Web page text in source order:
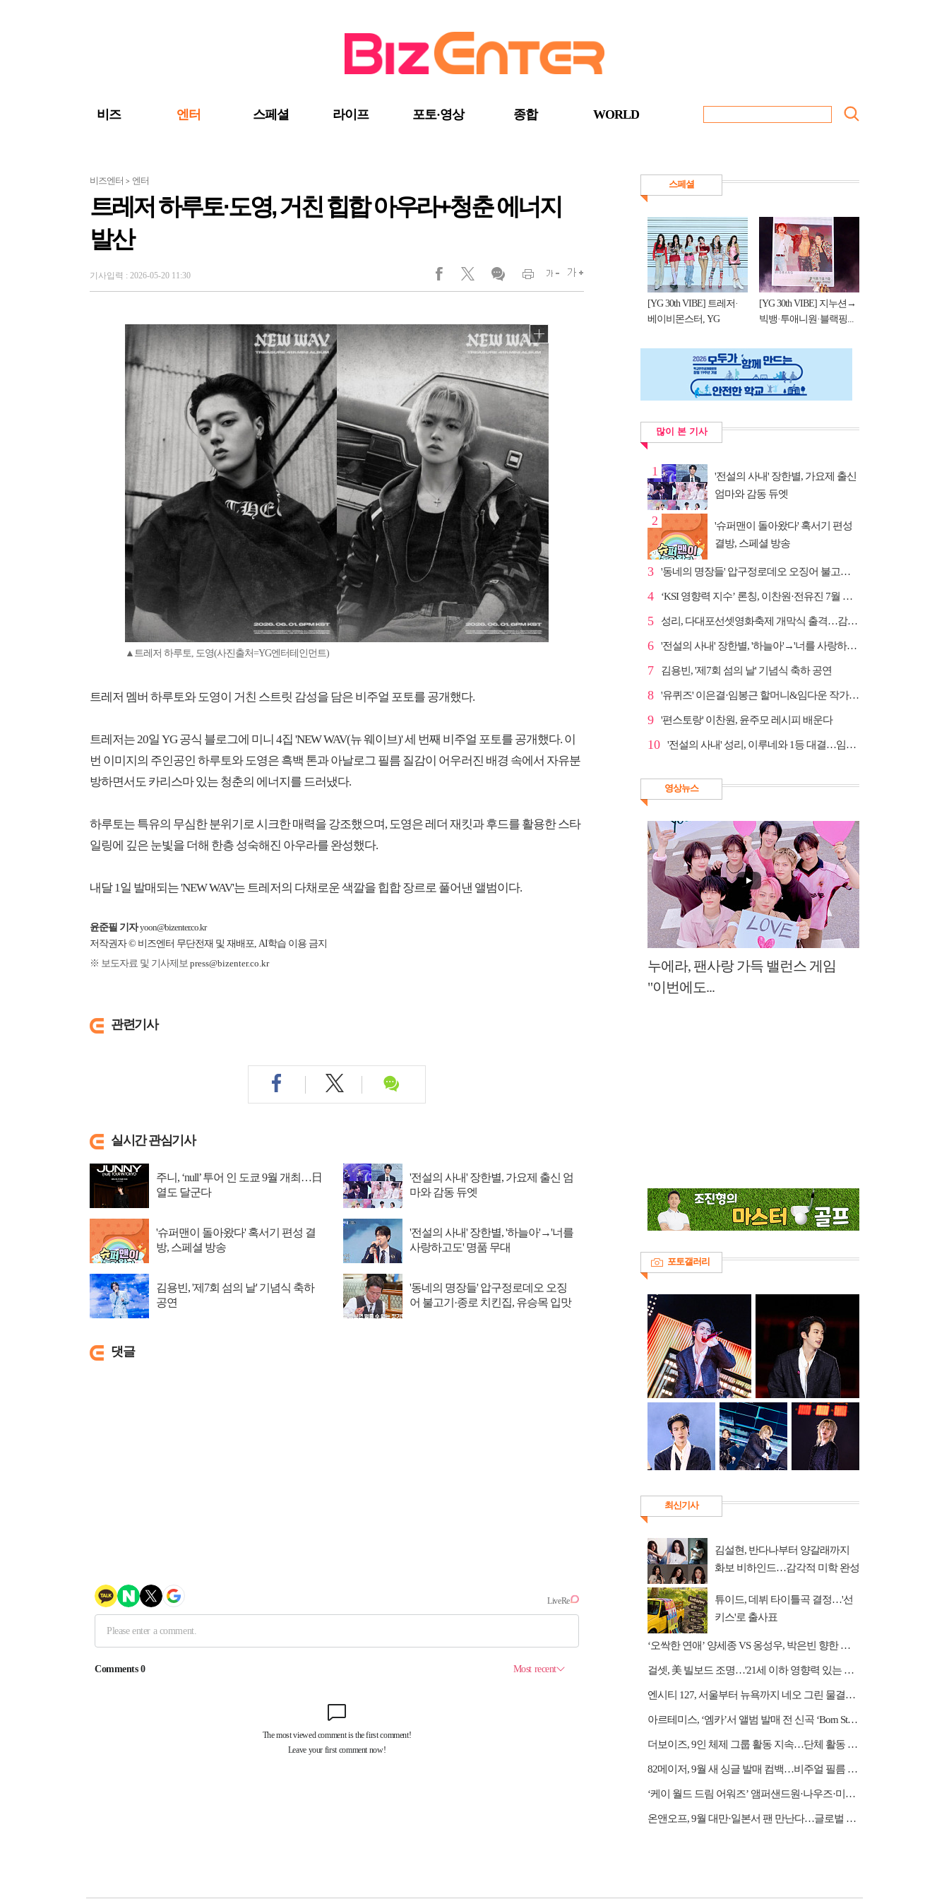
비즈 엔터 스페셜 라이프 포토·영상 종합 WORLD
비즈엔터 > 엔터
트레저 하루토·도영, 거친 힙합 아우라+청춘 에너지
발산
기사입력 : 2026-05-20 11:30
▲트레저 하루토, 도영(사진출처=YG엔터테인먼트)
트레저 멤버 하루토와 도영이 거친 스트릿 감성을 담은 비주얼 포토를 공개했다.
트레저는 20일 YG 공식 블로그에 미니 4집 'NEW WAV(뉴 웨이브)' 세 번째 비주얼 포토를 공개했다. 이
번 이미지의 주인공인 하루토와 도영은 흑백 톤과 아날로그 필름 질감이 어우러진 배경 속에서 자유분
방하면서도 카리스마 있는 청춘의 에너지를 드러냈다.
하루토는 특유의 무심한 분위기로 시크한 매력을 강조했으며, 도영은 레더 재킷과 후드를 활용한 스타
일링에 깊은 눈빛을 더해 한층 성숙해진 아우라를 완성했다.
내달 1일 발매되는 'NEW WAV'는 트레저의 다채로운 색깔을 힙합 장르로 풀어낸 앨범이다.
윤준필 기자 yoon@bizenter.co.kr
저작권자 © 비즈엔터 무단전재 및 재배포, AI학습 이용 금지
※ 보도자료 및 기사제보 press@bizenter.co.kr
관련기사
실시간 관심기사
주니, ‘null’ 투어 인 도쿄 9월 개최…日
열도 달군다
'전설의 사내' 장한별, 가요제 출신 엄
마와 감동 듀엣
'슈퍼맨이 돌아왔다' 혹서기 편성 결
방, 스페셜 방송
'전설의 사내' 장한별, '하늘아'→'너를
사랑하고도' 명품 무대
김용빈, '제7회 섬의 날' 기념식 축하
공연
'동네의 명장들' 압구정로데오 오징
어 불고기·종로 치킨집, 유승목 입맛
댓글
스페셜
[YG 30th VIBE] 트레저·
베이비몬스터, YG
[YG 30th VIBE] 지누션→
빅뱅·투애니원·블랙핑...
많이 본 기사
1
'전설의 사내' 장한별, 가요제 출신
엄마와 감동 듀엣
2
'슈퍼맨이 돌아왔다' 혹서기 편성
결방, 스페셜 방송
3 '동네의 명장들' 압구정로데오 오징어 불고기·종로 치...
4 ‘KSI 영향력 지수’ 론칭, 이찬원·전유진 7월 차트 남녀...
5 성리, 다대포선셋영화축제 개막식 출격…감성 라이브 예고
6 '전설의 사내' 장한별, '하늘아'→'너를 사랑하고도' 명...
7 김용빈, '제7회 섬의 날' 기념식 축하 공연
8 '유퀴즈' 이은결·임봉근 할머니&임다운 작가·이승철, '...
9 '편스토랑' 이찬원, 윤주모 레시피 배운다
10 '전설의 사내' 성리, 이루네와 1등 대결…임영웅 '보금...
영상뉴스
누에라, 팬사랑 가득 밸런스 게임
"이번에도...
포토갤러리
최신기사
김설현, 반다나부터 양갈래까지
화보 비하인드…감각적 미학 완성
튜이드, 데뷔 타이틀곡 결정…'선
키스'로 출사표
‘오싹한 연애’ 양세종 VS 옹성우, 박은빈 향한 극과 극 직진 '삼각 로맨스'
걸셋, 美 빌보드 조명…'21세 이하 영향력 있는 아티스트' 등극
엔시티 127, 서울부터 뉴욕까지 네오 그린 물결…대규모 프로모션
아르테미스, ‘엠카’서 앨범 발매 전 신곡 ‘Born Stunner’ 공개
더보이즈, 9인 체제 그룹 활동 지속…단체 활동 계약 완료
82메이저, 9월 새 싱글 발매 컴백…비주얼 필름 오픈
‘케이 월드 드림 어워즈’ 앰퍼샌드원·나우즈·미야오·하츠투하츠·아이딧 합류
온앤오프, 9월 대만·일본서 팬 만난다…글로벌 행보 박차